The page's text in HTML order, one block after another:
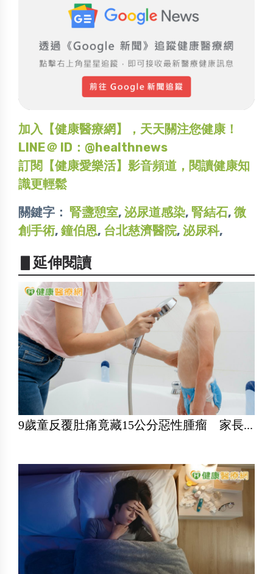
加入【健康醫療網】，天天關注您健康！
LINE＠ ID：@healthnews
訂閱【健康愛樂活】影音頻道，閱讀健康知
識更輕鬆
關鍵字： 腎盞憩室, 泌尿道感染, 腎結石, 微
創手術, 鐘伯恩, 台北慈濟醫院, 泌尿科,
▋延伸閱讀
9歲童反覆肚痛竟藏15公分惡性腫瘤 家長...